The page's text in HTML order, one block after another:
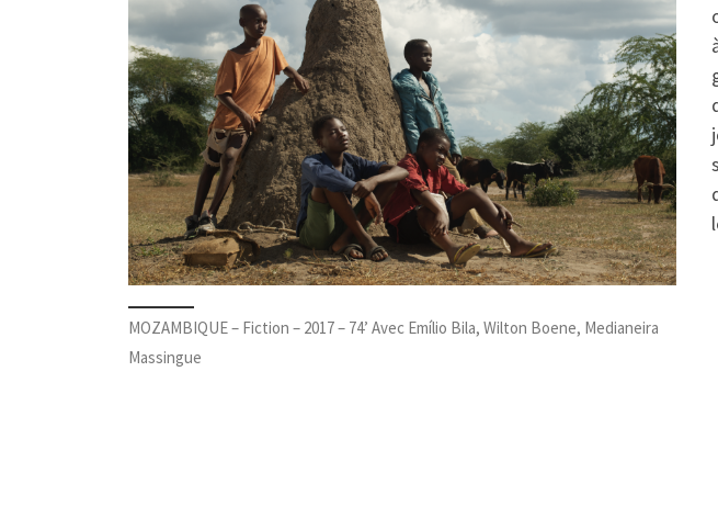
MOZAMBIQUE – Fiction – 2017 – 74’ Avec Emílio Bila, Wilton Boene, Medianeira
Massingue